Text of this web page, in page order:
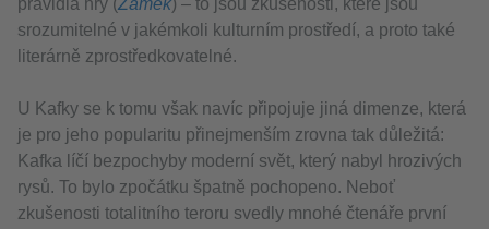
pravidla hry (Zámek) – to jsou zkušenosti, které jsou
srozumitelné v jakémkoli kulturním prostředí, a proto také
literárně zprostředkovatelné.
U Kafky se k tomu však navíc připojuje jiná dimenze, která
je pro jeho popularitu přinejmenším zrovna tak důležitá:
Kafka líčí bezpochyby moderní svět, který nabyl hrozivých
rysů. To bylo zpočátku špatně pochopeno. Neboť
zkušenosti totalitního teroru svedly mnohé čtenáře první